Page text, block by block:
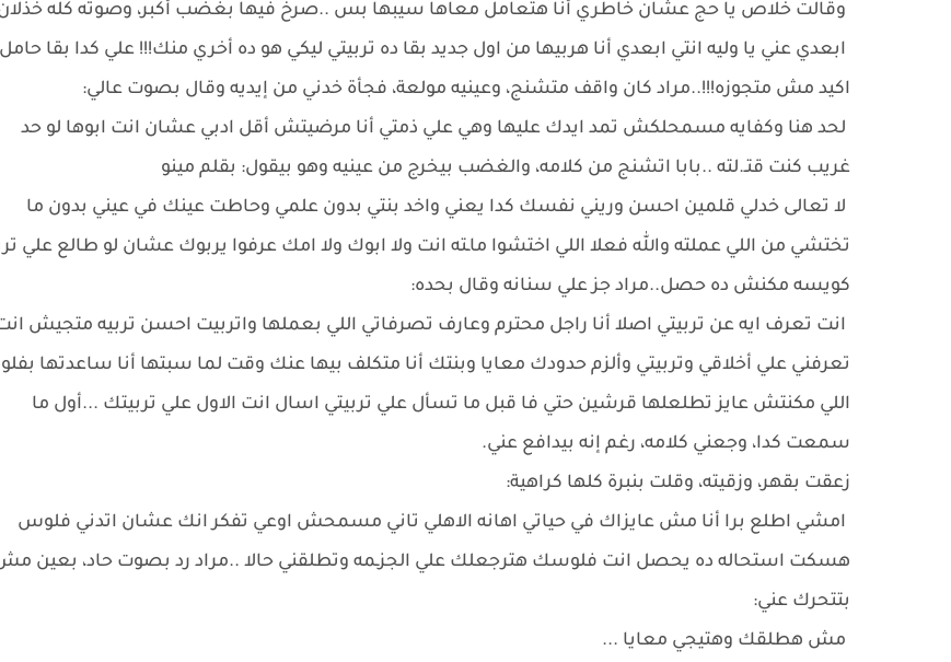
وقالت خلاص يا حج عشان خاطري أنا هتعامل معاها سيبها بس ..صرخ فيها بغضب أكبر، وصوته كله
ابعدي عني يا وليه انتي ابعدي أنا هربيها من اول جديد بقا ده تربيتي ليكي هو ده أخري منك!!! علي كدا بقا حامل
اكيد مش متجوزه!!!..مراد كان واقف متشنج، وعينيه مولعة، فجأة خدني من إيديه وقال بصوت عالي:
لحد هنا وكفايه مسمحلكش تمد ايدك عليها وهي علي ذمتي أنا مرضيتش أقل ادبي عشان انت ابوها لو حد
غريب كنت قتـ.لته ..بابا اتشنج من كلامه، والغضب بيخرج من عينيه وهو بيقول: بقلم مينو
لا تعالى خدلي قلمين احسن وريني نفسك كدا يعني واخد بنتي بدون علمي وحاطت عينك في عيني بدون ما
تختشي من اللي عملته والله فعلا اللي اختشوا ماـته انت ولا ابوك ولا امك عرفوا يربوك عشان لو طالع علي
كويسه مكنش ده حصل..مراد جز علي سنانه وقال بحده:
انت تعرف ايه عن تربيتي اصلا أنا راجل محترم وعارف تصرفاتي اللي بعملها واتربيت احسن تربيه متجيش
تعرفني علي أخلاقي وتربيتي وألزم حدودك معايا وبنتك أنا متكلف بيها عنك وقت لما سبتها أنا ساعدتها
اللي مكنتش عايز تطلعلها قرشين حتي فا قبل ما تسأل علي تربيتي اسال انت الاول علي تربيتك ...أول ما
سمعت كدا، وجعني كلامه، رغم إنه بيدافع عني.
زعقت بقهر، وزقيته، وقلت بنبرة كلها كراهية:
امشي اطلع برا أنا مش عايزاك في حياتي اهانه الاهلي تاني مسمحش اوعي تفكر انك عشان اتدني فلوس
هسكت استحاله ده يحصل انت فلوسك هترجعلك علي الجزـمه وتطلقني حالا ..مراد رد بصوت حاد، بعين
بتتحرك عني:
مش هطلقك وهتيجي معايا ...